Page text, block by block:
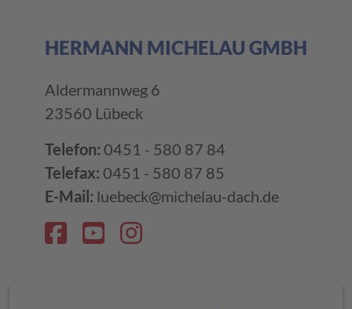
HERMANN MICHELAU GMBH
Aldermannweg 6
23560 Lübeck
Telefon: 0451 - 580 87 84
Telefax: 0451 - 580 87 85
E-Mail: luebeck@michelau-dach.de